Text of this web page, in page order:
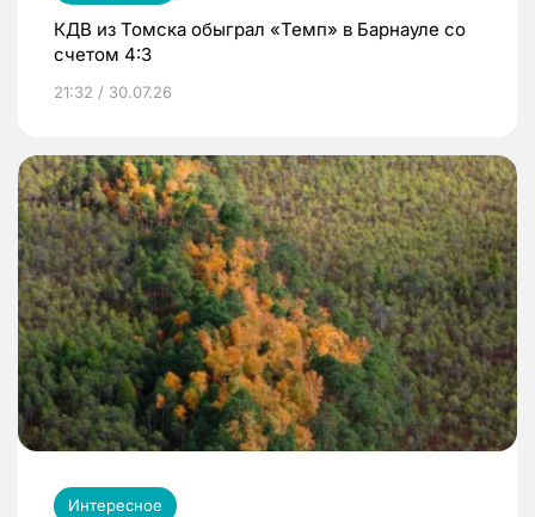
КДВ из Томска обыграл «Темп» в Барнауле со
счетом 4:3
21:32 / 30.07.26
Интересное